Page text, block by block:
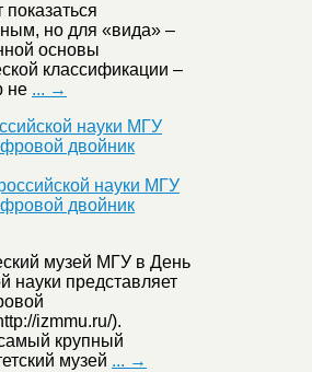
но для «вида» –
основы
классификации –
не ... →
науки МГУ
двойник
музей МГУ в День
науки представляет
izmmu.ru/).
крупный
музей ... →